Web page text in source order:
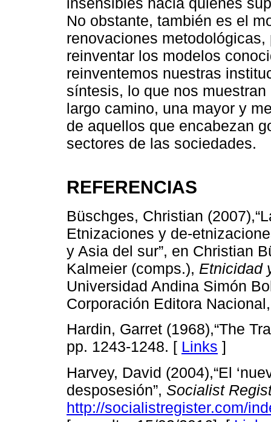
No obstante, también es el
renovaciones
reinventar los modelos
reinventemos nuestras
síntesis, lo que nos
largo camino, una mayor y
de aquellos que encabezan
sectores de las sociedades.
REFERENCIAS
Büschges, Christian
Etnizaciones y de-
y Asia del sur”, en Christian
Kalmeier (comps.), Etnicidad
Universidad Andina Simón
Corporación Editora
Hardin, Garret (1968),“The
pp. 1243-1248. [ Links ]
Harvey, David (2004),“El
desposesión”, Socialist
http://socialistregister.com/